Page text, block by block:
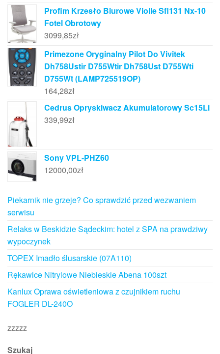
Profim Krzesło Biurowe Violle Sfl131 Nx-10
Fotel Obrotowy
3099,85zł
Primezone Oryginalny Pilot Do Vivitek
Dh758Ustir D755Wtir Dh758Ust D755Wti
D755Wt (LAMP725519OP)
164,28zł
Cedrus Opryskiwacz Akumulatorowy Sc15Li
339,99zł
Sony VPL-PHZ60
12000,00zł
Piekarnik nie grzeje? Co sprawdzić przed wezwaniem
serwisu
Relaks w Beskidzie Sądeckim: hotel z SPA na prawdziwy
wypoczynek
TOPEX Imadło ślusarskie (07A110)
Rękawice Nitrylowe Niebieskie Abena 100szt
Kanlux Oprawa oświetleniowa z czujnikiem ruchu
FOGLER DL-240O
zzzzz
Szukaj